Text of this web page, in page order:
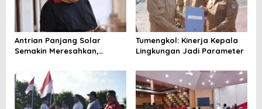
p
o
s
Antrian Panjang Solar
Semakin Meresahkan,
Laporkan Dugaan
Penyimpangan Solar Subsidi
Sulut ke ESDM,KPK dan
Bareskrim
Tumengkol: Kinerja Kepala
Lingkungan Jadi Parameter